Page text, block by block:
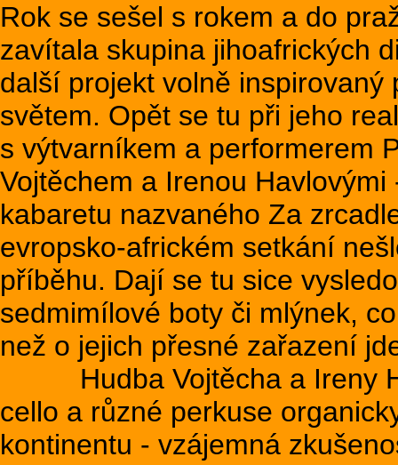
Rok se sešel s rokem a do
zavítala skupina jihoafrických
další projekt volně
světem. Opět se tu při jeho
s výtvarníkem a performerem
Vojtěchem a Irenou
kabaretu nazvaného Za
evropsko-africkém setkání
příběhu. Dají se tu sice
sedmimílové boty či mlýnek,
než o jejich přesné zařazení
Hudba Vojtěcha a Ireny
cello a různé perkuse
kontinentu - vzájemná